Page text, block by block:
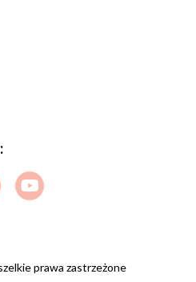
prawa zastrzeżone